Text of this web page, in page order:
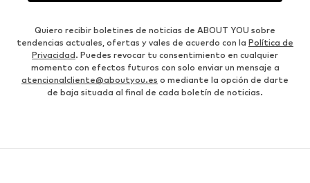
Quiero recibir boletines de noticias de ABOUT YOU sobre
tendencias actuales, ofertas y vales de acuerdo con la Política de
Privacidad. Puedes revocar tu consentimiento en cualquier
momento con efectos futuros con solo enviar un mensaje a
atencionalcliente@aboutyou.es o mediante la opción de darte
de baja situada al final de cada boletín de noticias.